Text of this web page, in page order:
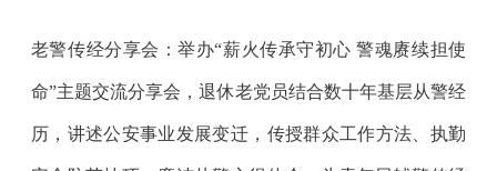
老警传经分享会：举办“薪火传承守初心 警魂赓续担使
命”主题交流分享会，退休老党员结合数十年基层从警经
历，讲述公安事业发展变迁，传授群众工作方法、执勤